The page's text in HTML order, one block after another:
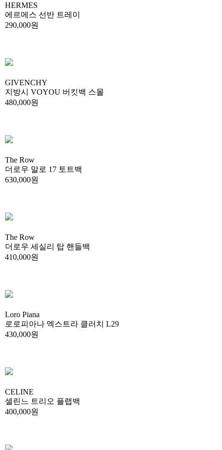
HERMES
에르메스 선반 트레이
290,000원
GIVENCHY
지방시 VOYOU 버킷백 스몰
480,000원
The Row
더로우 말로 17 토트백
630,000원
The Row
더로우 세실리 탑 핸들백
410,000원
Loro Piana
로로피아나 엑스트라 클러치 L29
430,000원
CELINE
셀린느 트리오 플랩백
400,000원